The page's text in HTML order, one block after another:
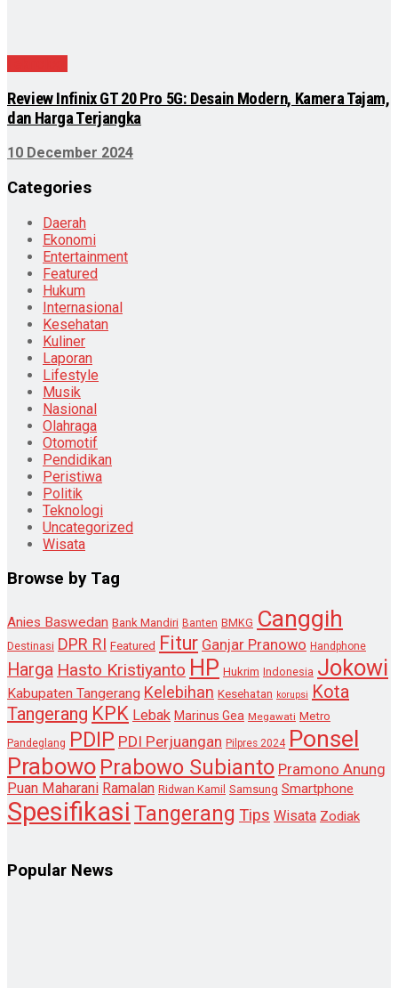
Review Infinix GT 20 Pro 5G: Desain Modern, Kamera Tajam,
dan Harga Terjangka
10 December 2024
Categories
Daerah
Ekonomi
Entertainment
Featured
Hukum
Internasional
Kesehatan
Kuliner
Laporan
Lifestyle
Musik
Nasional
Olahraga
Otomotif
Pendidikan
Peristiwa
Politik
Teknologi
Uncategorized
Wisata
Browse by Tag
Anies Baswedan Bank Mandiri Banten BMKG Canggih
Destinasi DPR RI Featured Fitur Ganjar Pranowo Handphone
Harga Hasto Kristiyanto HP Hukrim Indonesia Jokowi
Kabupaten Tangerang Kelebihan Kesehatan korupsi Kota
Tangerang KPK Lebak Marinus Gea Megawati Metro
Pandeglang PDIP PDI Perjuangan Pilpres 2024 Ponsel
Prabowo Prabowo Subianto Pramono Anung
Puan Maharani Ramalan Ridwan Kamil Samsung Smartphone
Spesifikasi Tangerang Tips Wisata Zodiak
Popular News